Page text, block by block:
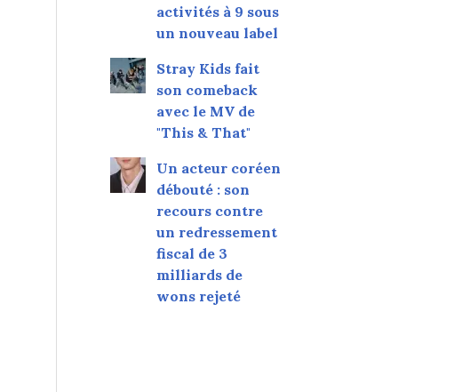
activités à 9 sous
un nouveau label
Stray Kids fait
son comeback
avec le MV de
"This & That"
Un acteur coréen
débouté : son
recours contre
un redressement
fiscal de 3
milliards de
wons rejeté